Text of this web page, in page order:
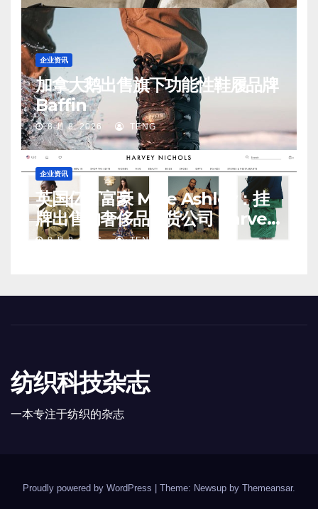
企业资讯
加拿大鹅出售旗下功能性鞋履品牌
Baffin
8 月 8, 2026 TENG
企业资讯
英国亿万富豪 Mike Ashley：挂
牌出售的奢侈品百货公司 Harvey
Nichols 正陷入“死亡螺旋”
8 月 8, 2026 TENG
纺织科技杂志
一本专注于纺织的杂志
Proudly powered by WordPress Theme: Newsup by Themeansar.